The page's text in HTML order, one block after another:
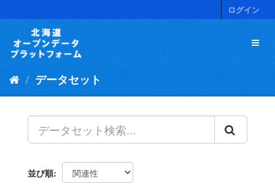
キ
ログイン
データセット
並び順